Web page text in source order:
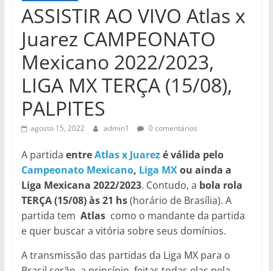
ASSISTIR AO VIVO Atlas x
Juarez CAMPEONATO
Mexicano 2022/2023,
LIGA MX TERÇA (15/08),
PALPITES
agosto 15, 2022 admin1 0 comentários
A partida entreAtlas x Juarezé válida pelo
Campeonato Mexicano, Liga MXou ainda a
Liga Mexicana 2022/2023. Contudo, a bola rola
TERÇA (15/08)às 21 hs(horário de Brasília). A
partida tem Atlas como o mandante da partida
e quer buscar a vitória sobre seus domínios.
A transmissão das partidas da Liga MX para o